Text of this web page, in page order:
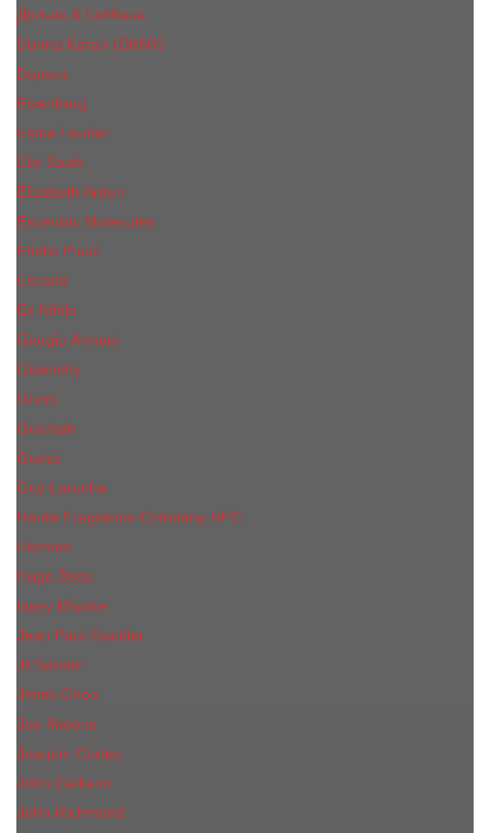
Дольче & Габбана
Donna Karan (DKNY)
Dupont
Eisenberg
Еsteе Lаudеr
Elie Saab
Elizabeth Arden
Escentric Molecules
Emilio Pucci
Escada
Ex Nihilo
Giorgio Armani
Givenchy
Gucci
Guerlain
Guess
Guy Laroche
Haute Fragrance Company HFC
Hermes
Hugo Boss
Issey Miyake
Jean Paul Gaultier
Jil Sander
Jimmi Choo
Jое Malоnе
Joaquin Cortes
John Galliano
John Richmond